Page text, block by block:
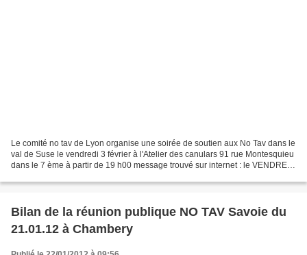
Le comité no tav de Lyon organise une soirée de soutien aux No Tav dans le
val de Suse le vendredi 3 février à l'Atelier des canulars 91 rue Montesquieu
dans le 7 ème à partir de 19 h00 message trouvé sur internet : le VENDREDI
Bilan de la réunion publique NO TAV Savoie du
21.01.12 à Chambery